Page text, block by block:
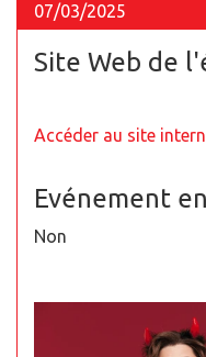
07/03/2025
Site Web de
Accéder au site
Evénement
Non